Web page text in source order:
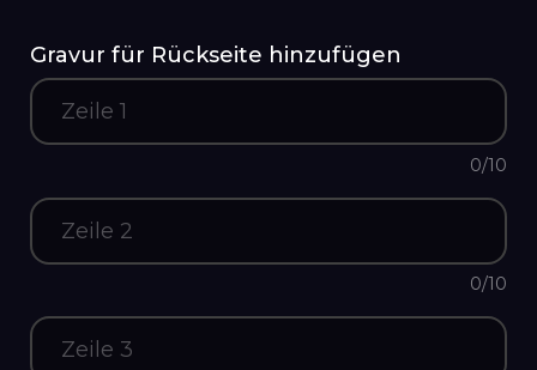
Fische
Stier
Gravur für Rückseite hinzufügen
0/10
0/10